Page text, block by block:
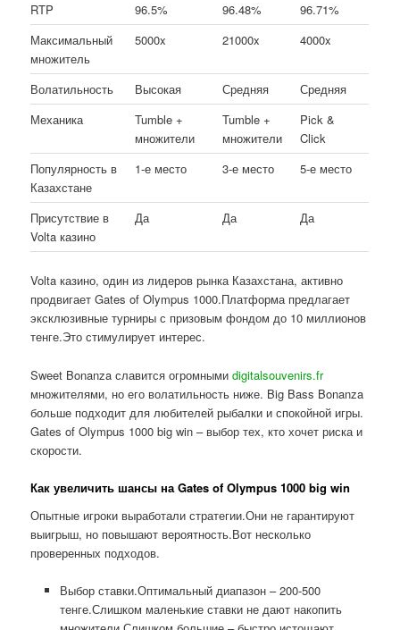
RTP 96.5% 96.48%
96.71%
Максимальный
множитель
5000x 21000x 4000x
Волатильность Высокая Средняя
Средняя
Механика
Tumble +
множители
Tumble +
множители
Pick &
Click
Популярность в
Казахстане
1-е место 3-е место 5-е место
Присутствие в
Volta казино
Да Да Да
Volta казино, один из лидеров рынка Казахстана, активно
продвигает Gates of Olympus 1000.Платформа предлагает
эксклюзивные турниры с призовым фондом до 10 миллионов
тенге.Это стимулирует интерес.
Sweet Bonanza славится огромнымиdigitalsouvenirs.fr
множителями, но его волатильность ниже. Big Bass Bonanza
больше подходит для любителей рыбалки и спокойной игры.
Gates of Olympus 1000 big win – выбор тех, кто хочет риска и
скорости.
Как увеличить шансы на Gates of Olympus 1000 big win
Опытные игроки выработали стратегии.Они не гарантируют
выигрыш, но повышают вероятность.Вот несколько
проверенных подходов.
Выбор ставки.Оптимальный диапазон – 200-500
тенге.Слишком маленькие ставки не дают накопить